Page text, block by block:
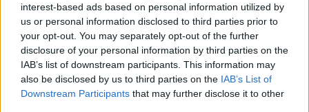
interest-based ads based on personal information utilized by
us or personal information disclosed to third parties prior to
your opt-out. You may separately opt-out of the further
disclosure of your personal information by third parties on the
IAB’s list of downstream participants. This information may
also be disclosed by us to third parties on the IAB’s List of
Downstream Participants that may further disclose it to other
V. Putinas paskelbė apie pertvarką
kariuomenėje: ko siekia Kremlius
(4)
2026 m. rugpjūčio 7 d. 13:11